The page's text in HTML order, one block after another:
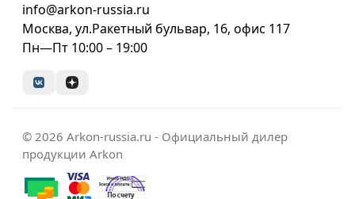
info@arkon-russia.ru
Москва, ул.Ракетный бульвар, 16, офис 117
Пн—Пт 10:00 – 19:00
© 2026 Arkon-russia.ru - Официальный дилер
продукции Arkon